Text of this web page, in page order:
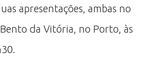
apresentações, ambas no
da Vitória, no Porto, às